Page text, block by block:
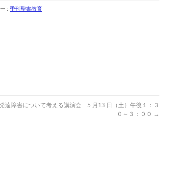
: 季刊聖書教育
達障害について考える講演会 5 月13 日（土）午後１：３
０～３：００ →